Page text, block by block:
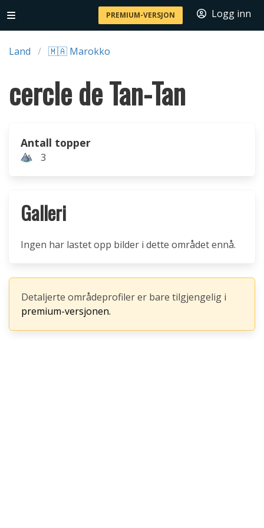
PREMIUM-VERSJON Logg inn
Land 🇲🇦 Marokko
cercle de Tan-Tan
Antall topper
3
Galleri
Ingen har lastet opp bilder i dette området ennå.
Detaljerte områdeprofiler er bare tilgjengelig i
premium-versjonen.